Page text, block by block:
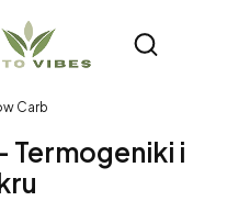
Otwórz
Carb
Termogeniki i